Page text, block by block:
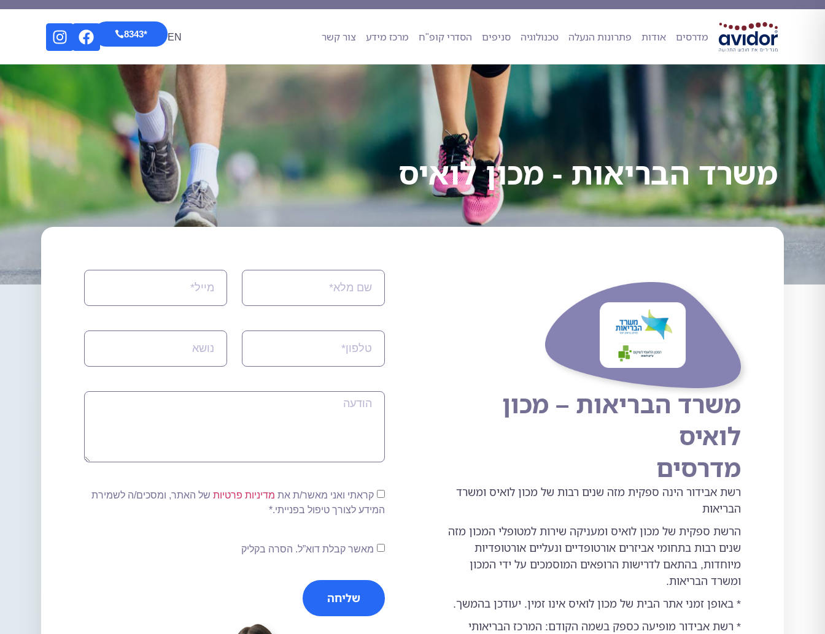
מדרסים אודות פתרונות הנעלה טכנולוגיה סניפים הסדרי קופ"ח מרכז מידע צור קשר EN
*8343
*8343 EN מדרסים אודות פתרונות הנעלה טכנולוגיה סניפים הסדרי קופ"ח מרכז מידע צור קשר
משרד הבריאות - מכון לואיס
משרד הבריאות – מכון
לואיס
מדרסים
רשת אבידור הינה ספקית מזה שנים רבות של מכון לואיס ומשרד
הבריאות
הרשת ספקית של מכון לואיס ומעניקה שירות למטופלי המכון מזה
שנים רבות בתחומי אביזרים אורטופדיים ונעליים אורטופדיות
מיוחדות, בהתאם לדרישות הרופאים המוסמכים על ידי המכון
ומשרד הבריאות.
* באופן זמני אתר הבית של מכון לואיס אינו זמין. יעודכן בהמשך.
* רשת אבידור מופיעה כספק בשמה הקודם: המרכז הבריאותי
קראתי ואני מאשר/ת את מדיניות פרטיות של האתר, ומסכים/ה לשמירת
המידע לצורך טיפול בפנייתי.*
מאשר קבלת דוא”ל. הסרה בקליק
שליחה